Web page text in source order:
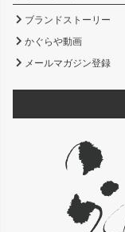
ブランドストーリー
かぐらや動画
メールマガジン登録